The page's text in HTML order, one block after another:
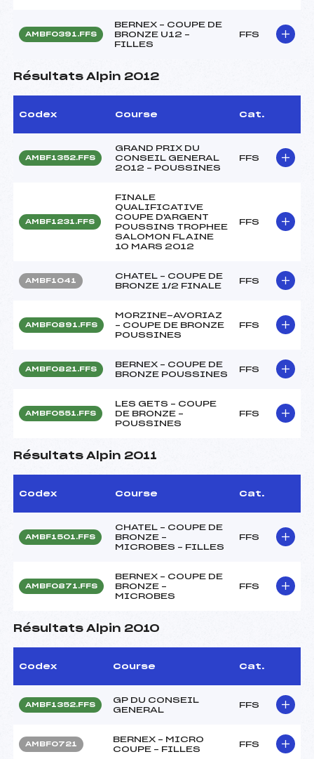
AMBF0391.FFS
BERNEX – COUPE DE
BRONZE U12 –
FILLES
FFS
Résultats Alpin 2012
Codex Course Cat.
AMBF1352.FFS
GRAND PRIX DU
CONSEIL GENERAL
2012 – POUSSINES
FFS
AMBF1231.FFS
FINALE
QUALIFICATIVE
COUPE D'ARGENT
POUSSINS TROPHEE
SALOMON FLAINE
10 MARS 2012
FFS
AMBF1041
CHATEL – COUPE DE
BRONZE 1/2 FINALE
FFS
AMBF0891.FFS
MORZINE-AVORIAZ
– COUPE DE BRONZE
POUSSINES
FFS
AMBF0821.FFS
BERNEX – COUPE DE
BRONZE POUSSINES
FFS
AMBF0551.FFS
LES GETS – COUPE
DE BRONZE –
POUSSINES
FFS
Résultats Alpin 2011
Codex Course Cat.
AMBF1501.FFS
CHATEL – COUPE DE
BRONZE –
MICROBES – FILLES
FFS
AMBF0871.FFS
BERNEX – COUPE DE
BRONZE –
MICROBES
FFS
Résultats Alpin 2010
Codex Course Cat.
AMBF1352.FFS
GP DU CONSEIL
GENERAL
FFS
AMBF0721
BERNEX – MICRO
COUPE – FILLES
FFS